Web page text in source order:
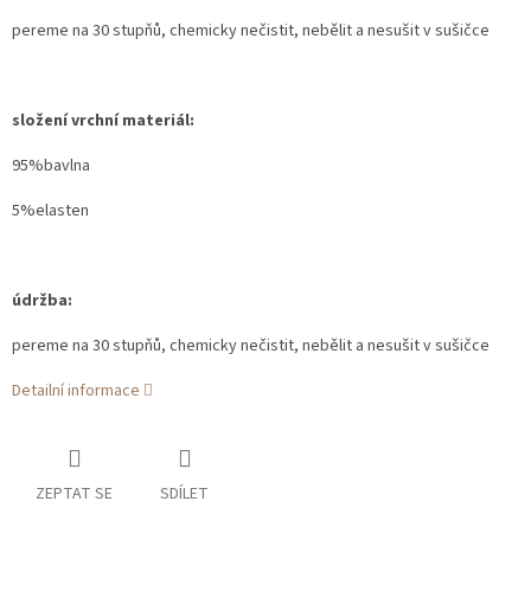
pereme na 30 stupňů, chemicky nečistit, nebělit a nesušit v sušičce
složení vrchní materiál:
95%bavlna
5%elasten
údržba:
pereme na 30 stupňů, chemicky nečistit, nebělit a nesušit v sušičce
Detailní informace
ZEPTAT SE SDÍLET